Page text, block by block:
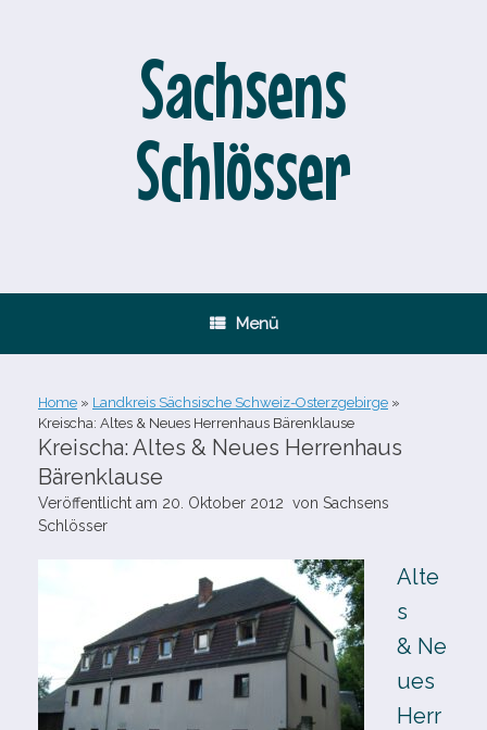
Sachsens
Schlösser
Menü
Home » Landkreis Sächsische Schweiz-Osterzgebirge »
Kreischa: Altes & Neues Herrenhaus Bärenklause
Kreischa: Altes & Neues Herrenhaus
Bärenklause
Veröffentlicht am 20. Oktober 2012 von Sachsens
Schlösser
Alte
s
& Ne
ues
Herr